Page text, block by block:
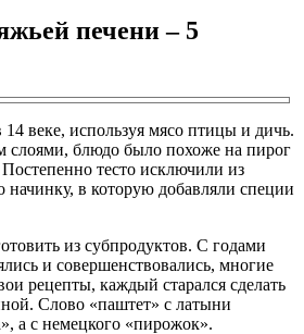
печени – 5
веке, используя мясо птицы и дичь.
слоями, блюдо было похоже на пирог
тесто исключили из
начинку, в которую добавляли специи
из субпродуктов. С годами
и совершенствовались, многие
рецепты, каждый старался сделать
Слово «паштет» с латыни
а с немецкого «пирожок».